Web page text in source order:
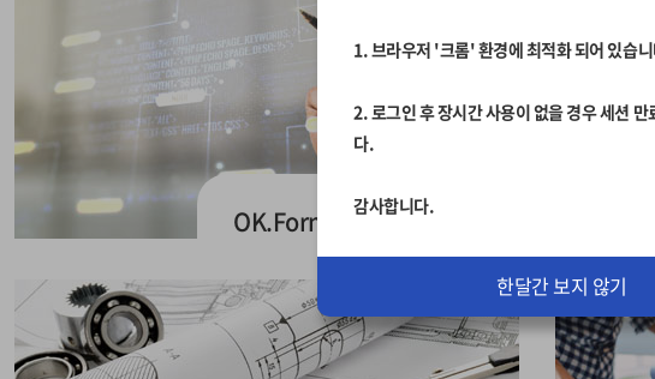
OK.Form
1. 브라우저 '크롬' 환경에 최적화 되어 있습
2. 로그인 후 장시간 사용이 없을 경우 세션
다.
감사합니다.
한달간 보지 않기